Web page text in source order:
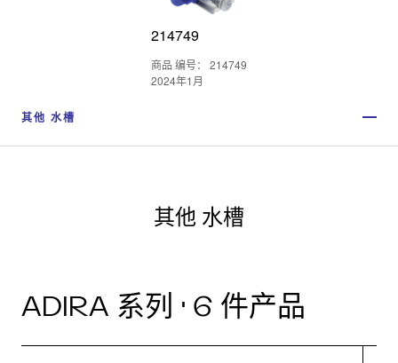
214749
商品 编号： 214749
2024年1月
其他 水槽
其他 水槽
ADIRA 系列 · 6 件产品